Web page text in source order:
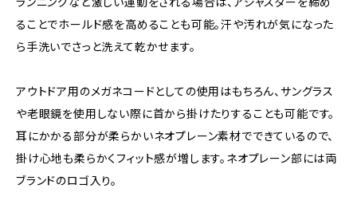
ることでホールド感を高めることも可能。汗や汚れが気になった
ら手洗いでさっと洗えて乾かせます。
アウトドア用のメガネコードとしての使用はもちろん、サングラス
や老眼鏡を使用しない際に首から掛けたりすることも可能です。
耳にかかる部分が柔らかいネオプレーン素材でできているので、
掛け心地も柔らかくフィット感が増します。ネオプレーン部には両
ブランドのロゴ入り。